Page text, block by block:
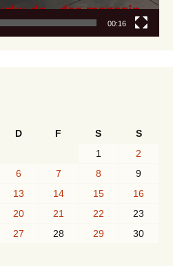
00:16
D F S
S
1
2
6 7 8
9
13 14 15
16
20 21 22
23
27 28 29
30